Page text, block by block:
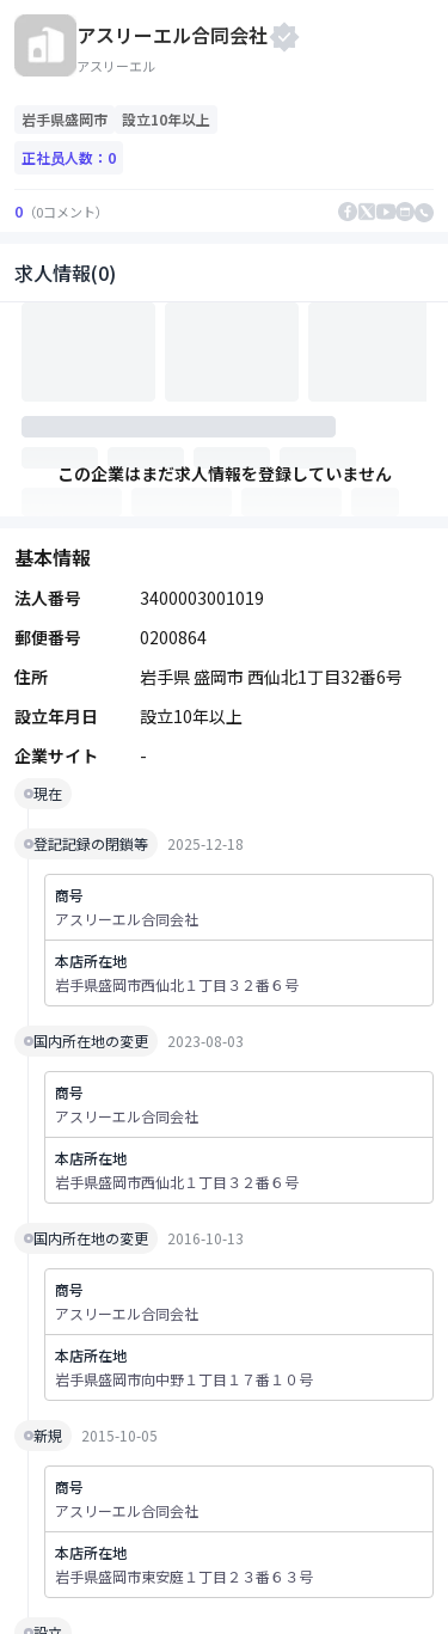
アスリーエル合同会社
アスリーエル
岩手県盛岡市
設立10年以上
正社员人数： 0
0 （0コメント）
求人情報(0)
この企業はまだ求人情報を登録していません
基本情報
法人番号
3400003001019
郵便番号
0200864
住所
岩手県 盛岡市 西仙北1丁目32番6号
設立年月日
設立10年以上
企業サイト
-
現在
登記記録の閉鎖等 2025-12-18
商号
アスリーエル合同会社
本店所在地
岩手県盛岡市西仙北１丁目３２番６号
国内所在地の変更 2023-08-03
商号
アスリーエル合同会社
本店所在地
岩手県盛岡市西仙北１丁目３２番６号
国内所在地の変更 2016-10-13
商号
アスリーエル合同会社
本店所在地
岩手県盛岡市向中野１丁目１７番１０号
新規 2015-10-05
商号
アスリーエル合同会社
本店所在地
岩手県盛岡市東安庭１丁目２３番６３号